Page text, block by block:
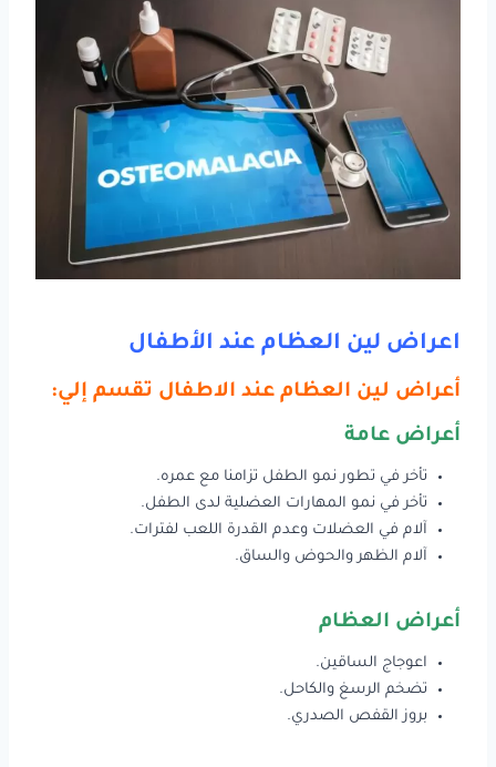
اعراض لين العظام عند الأطفال
أعراض لين العظام عند الاطفال تقسم إلي:
أعراض عامة
تأخر في تطور نمو الطفل تزامنا مع عمره.
تأخر في نمو المهارات العضلية لدى الطفل.
آلام في العضلات وعدم القدرة اللعب لفترات.
آلام الظهر والحوض والساق.
أعراض العظام
اعوجاج الساقين.
تضخم الرسغ والكاحل.
بروز القفص الصدري.